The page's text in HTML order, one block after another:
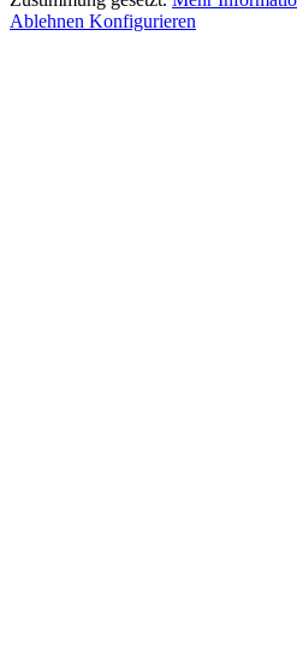
Ablehnen Konfigurieren